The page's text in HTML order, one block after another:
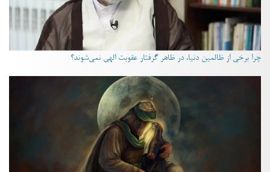
چرا برخی از ظالمین دنیا، در ظاهر گرفتار عقوبت الهی نمی‌شوند؟